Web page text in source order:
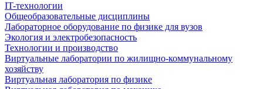
IT-технологии
Общеобразовательные дисциплины
Лабораторное оборудование по физике для вузов
Экология и электробезопасность
Технологии и производство
Виртуальные лаборатории по жилищно-коммунальному
хозяйству
Виртуальная лаборатория по физике